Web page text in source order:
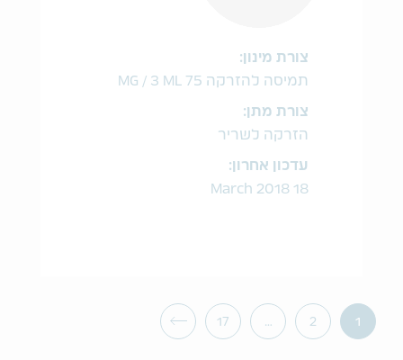
צורת מינון:
תמיסה להזרקה 75 MG / 3 ML
צורת מתן:
הזרקה לשריר
עדכון אחרון:
18 March 2018
1
2
…
17